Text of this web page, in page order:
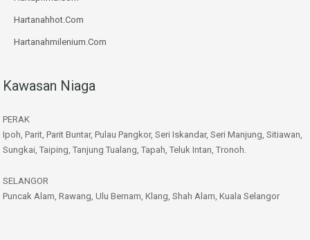
Hartanahhot.Com
Hartanahmilenium.Com
Kawasan Niaga
PERAK
Ipoh, Parit, Parit Buntar, Pulau Pangkor, Seri Iskandar, Seri Manjung, Sitiawan,
Sungkai, Taiping, Tanjung Tualang, Tapah, Teluk Intan, Tronoh.
SELANGOR
Puncak Alam, Rawang, Ulu Bernam, Klang, Shah Alam, Kuala Selangor